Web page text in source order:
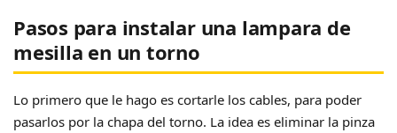
Pasos para instalar una lampara de
mesilla en un torno
Lo primero que le hago es cortarle los cables, para poder
pasarlos por la chapa del torno. La idea es eliminar la pinza